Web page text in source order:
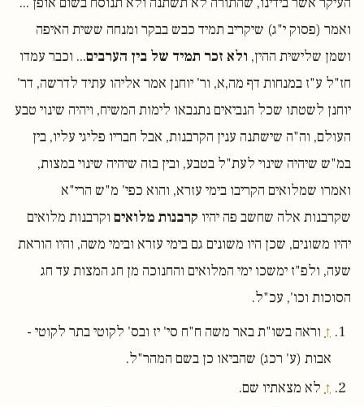
ואמר (פסוק י"ג) שיקריב תמיד כבש בבקר ומנחה ששית האיפה
ושמן שלישית ההין, ולא זכר תמיד של בין הערבים... וכבר עמדו
חז"ל ע"ז במנחות דף מה,א, ור' יוחנן אמר אליהו עתיד לדרשה, דר'
יוחנן לשטתו שכל הנביאים נתנבאו לימות המשיח, ויהיה שינוי טבע
העולם, וה"ה שישתנה ענין הקרבנות, אבל חבריו פליגי עליו, בין
במ"ש שיהיה שינוי לעת"ל בטבע, ובין בזה שיהיה שינוי במצות,
ואמרו שמלואים הקריבו בימי עזרא, והוא כפי' מ"ש הרי"א
שקרבנות אלה שחשב פה יהיו קרבנות מלואים וקרבנות מלואים
יהיו משונים, שכן היו משונים גם בימי עזרא ובימי משה, והיו הוראת
שעה, ולפ"ז ימשכו ימי המלואים והחנוכה מן חג המצות עד חג
הסוכות וכו', עכ"ל.
↑ וראה בשו"ת באר משה ח"ח סי' יז ובס' לקוטי בתר לקוטי -
אבות (ע' רכג) שהביאו כן בשם המהר"ל.
↑ לא מצאתיו שם.